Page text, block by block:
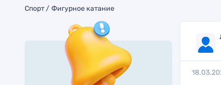
Спорт Фигурное катание